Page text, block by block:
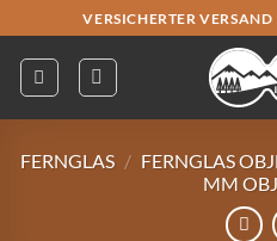
Inhalt
springen
VERSICHERTER VERSAND
FERNGLAS / FERNGLAS
MM